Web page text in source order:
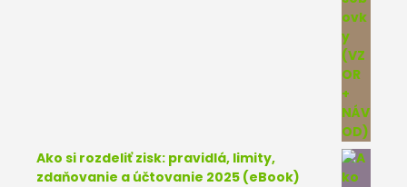
Ako si rozdeliť zisk: pravidlá, limity,
zdaňovanie a účtovanie 2025 (eBook)